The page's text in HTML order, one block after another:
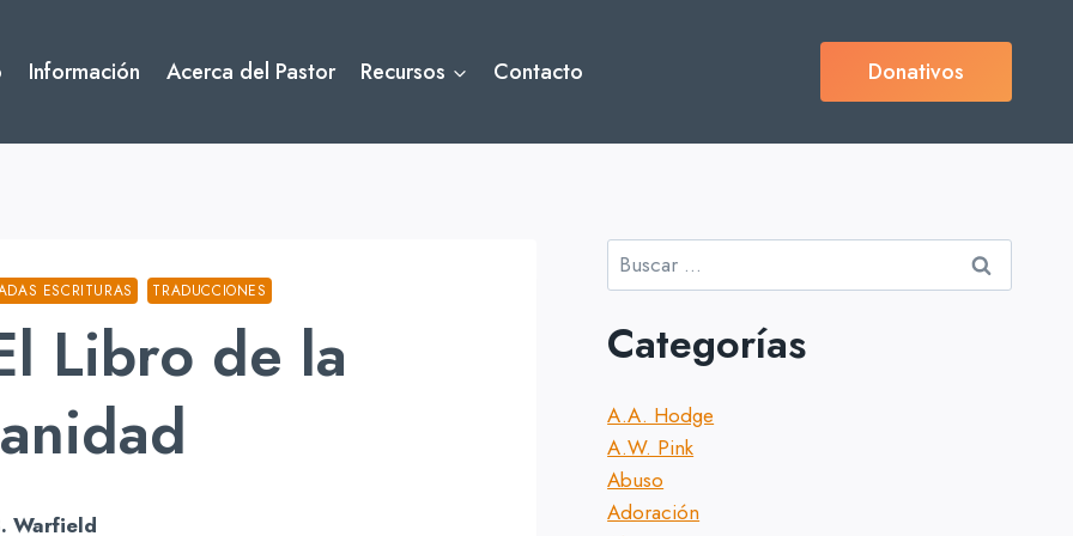
Información Acerca del Pastor Recursos Contacto Donativos
ESCRITURAS TRADUCCIONES
Libro de la
Warfield
Buscar:
Categorías
A.A. Hodge
A.W. Pink
Abuso
Adoración